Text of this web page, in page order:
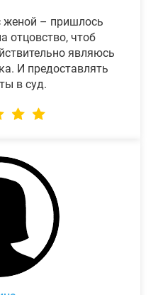
женой – пришлось
отцовство, чтоб
являюсь
И предоставлять
в суд.